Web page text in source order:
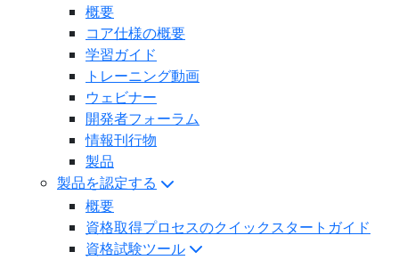
概要
コア仕様の概要
学習ガイド
トレーニング動画
ウェビナー
開発者フォーラム
情報刊行物
製品
製品を認定する
概要
資格取得プロセスのクイックスタートガイド
資格試験ツール